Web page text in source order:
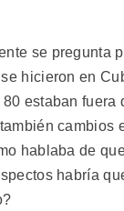
se pregunta
hicieron en
estaban fuera
cambios
hablaba de
habría